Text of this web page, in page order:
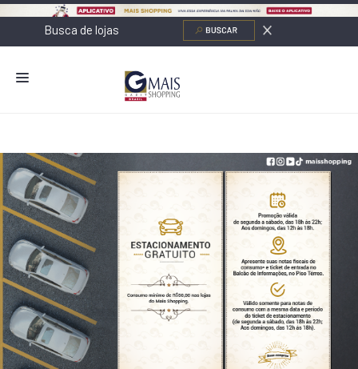
LOJAS
ALIMENTAÇÃO
CONTATO
NOVOS NEGÓCIOS
O SHOPPING
SERVIÇOS
SHOPPINGS DA GAZIT